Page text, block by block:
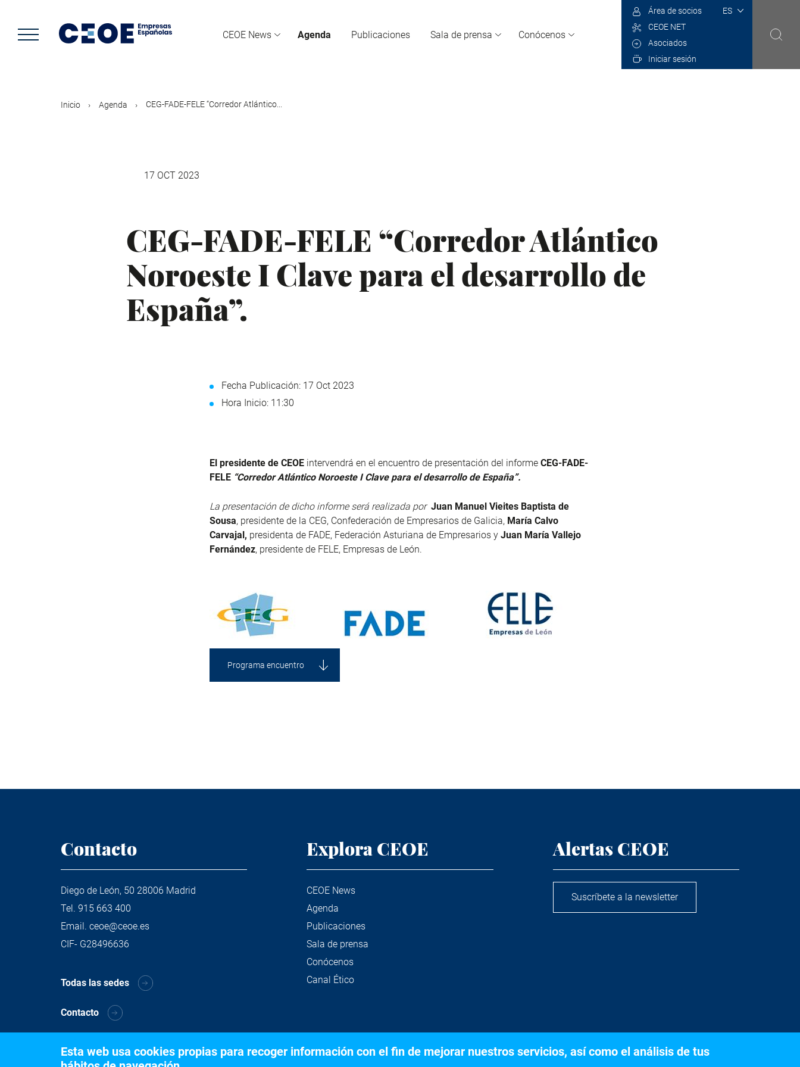
contenido
principal
CEOE News Agenda Publicaciones Sala de prensa Conócenos
Select
Área de socios
CEOE NET
Asociados
Iniciar sesión
Inicio Agenda CEG-FADE-FELE “Corredor Atlántico...
17 OCT 2023
CEG-FADE-FELE “Corredor Atlántico
Noroeste I Clave para el desarrollo de
España”.
Fecha Publicación: 17 Oct 2023
Hora Inicio: 11:30
El presidente de CEOE intervendrá en el encuentro de presentación del informe CEG-FADE-
FELE “Corredor Atlántico Noroeste I Clave para el desarrollo de España”.
La presentación de dicho informe será realizada por Juan Manuel Vieites Baptista de
Sousa, presidente de la CEG, Confederación de Empresarios de Galicia, María Calvo
Carvajal, presidenta de FADE, Federación Asturiana de Empresarios y Juan María Vallejo
Fernández, presidente de FELE, Empresas de León.
Programa encuentro
Contacto
Diego de León, 50 28006 Madrid
Tel. 915 663 400
Email. ceoe@ceoe.es
CIF- G28496636
Todas las sedes
Contacto
Explora CEOE
CEOE News
Agenda
Publicaciones
Sala de prensa
Conócenos
Canal Ético
Alertas CEOE
Suscríbete a la newsletter
Esta web usa cookies propias para recoger información con el fin de mejorar nuestros servicios, así como el análisis de tus